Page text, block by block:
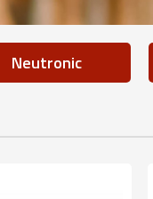
neutronic